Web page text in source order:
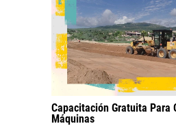
Capacitación Gratuita Para
Máquinas